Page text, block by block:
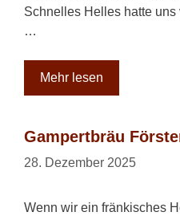
Schnelles Helles hatte
…
Mehr lesen
Gampertbräu
28. Dezember 2025
Wenn wir ein fränkisches